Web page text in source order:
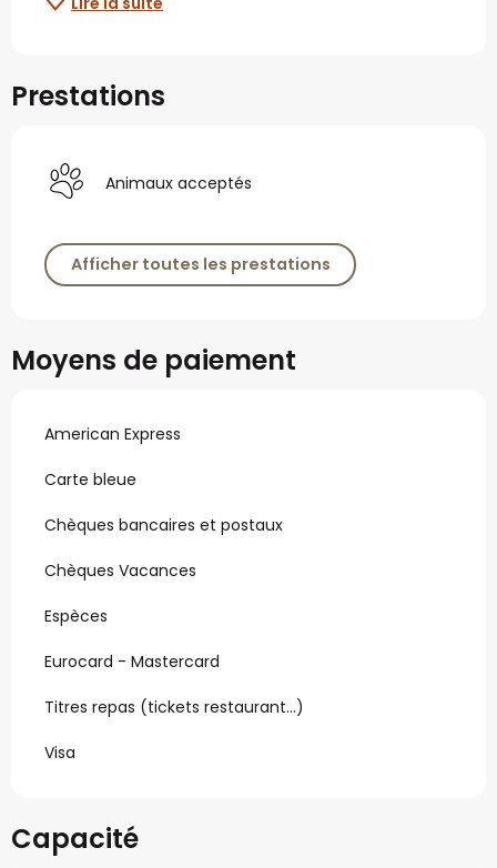
Prestations
Animaux acceptés
Afficher toutes les prestations
Moyens de paiement
American Express
Carte bleue
Chèques bancaires et postaux
Chèques Vacances
Espèces
Eurocard - Mastercard
Titres repas (tickets restaurant...)
Visa
Capacité